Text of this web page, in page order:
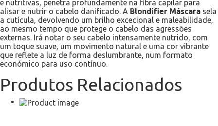
e nutritivas, penetra profundamente na fibra capilar para
alisar e nutrir o cabelo danificado. A Blondifier Máscara sela
a cutícula, devolvendo um brilho excecional e maleabilidade,
ao mesmo tempo que protege o cabelo das agressões
externas. Irá notar o seu cabelo intensamente nutrido, com
um toque suave, um movimento natural e uma cor vibrante
que reflete a luz de forma deslumbrante, num formato
económico para uso contínuo.
Produtos Relacionados